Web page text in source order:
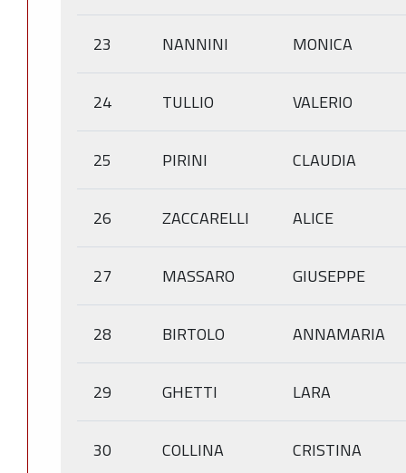
23 NANNINI MONICA
24 TULLIO VALERIO
25 PIRINI CLAUDIA
26 ZACCARELLI ALICE
27 MASSARO GIUSEPPE
28 BIRTOLO ANNAMARIA
29 GHETTI LARA
30 COLLINA CRISTINA